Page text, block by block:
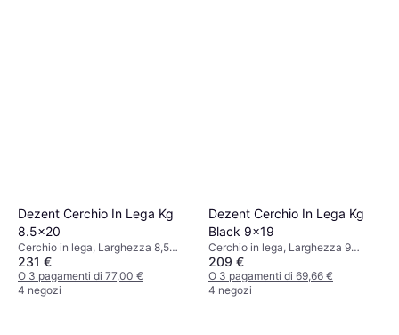
Dezent Cerchio In Lega Kg
8.5x20
Cerchio in lega, Larghezza 8,5
pollici, 8 pollici, Diametro 20
pollici, Nero
231 €
O 3 pagamenti di 77,00 €
4 negozi
Dezent Cerchio In Lega Kg
Black 9x19
Cerchio in lega, Larghezza 9
pollici, Diametro 19 pollici, Nero
209 €
O 3 pagamenti di 69,66 €
4 negozi